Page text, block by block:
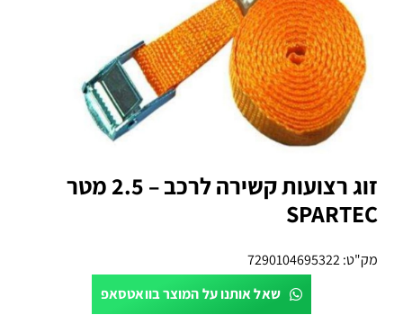
זוג רצועות קשירה לרכב – 2.5 מטר
SPARTEC
מק"ט:7290104695322
שאל אותנו על המוצר בוואטסאפ